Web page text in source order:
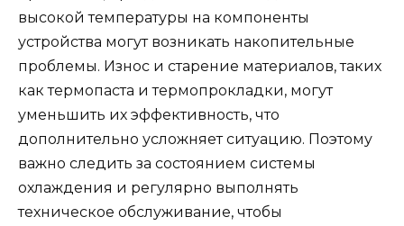
высокой температуры на компоненты
устройства могут возникать накопительные
проблемы. Износ и старение материалов, таких
как термопаста и термопрокладки, могут
уменьшить их эффективность, что
дополнительно усложняет ситуацию. Поэтому
важно следить за состоянием системы
охлаждения и регулярно выполнять
техническое обслуживание, чтобы